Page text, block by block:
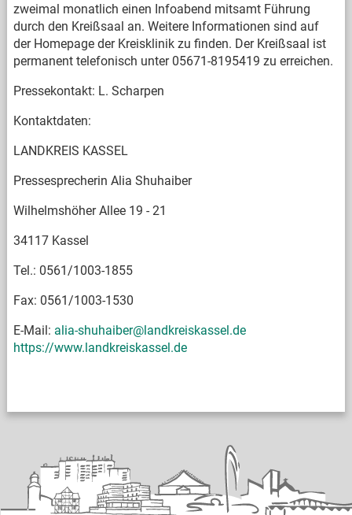
zweimal monatlich einen Infoabend mitsamt Führung
durch den Kreißsaal an. Weitere Informationen sind auf
der Homepage der Kreisklinik zu finden. Der Kreißsaal ist
permanent telefonisch unter 05671-8195419 zu erreichen.
Pressekontakt: L. Scharpen
Kontaktdaten:
LANDKREIS KASSEL
Pressesprecherin Alia Shuhaiber
Wilhelmshöher Allee 19 - 21
34117 Kassel
Tel.: 0561/1003-1855
Fax: 0561/1003-1530
E-Mail: alia-shuhaiber@landkreiskassel.de
https://www.landkreiskassel.de